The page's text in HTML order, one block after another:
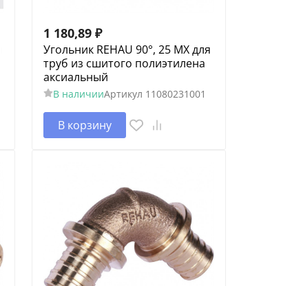
1 180,89 ₽
Угольник REHAU 90°, 25 MX для
труб из сшитого полиэтилена
аксиальный
В наличииАртикул 11080231001
В корзину